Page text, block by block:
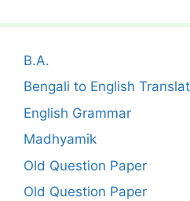
B.A.
Bengali to English
English Grammar
Madhyamik
Old Question Paper
Old Question Paper